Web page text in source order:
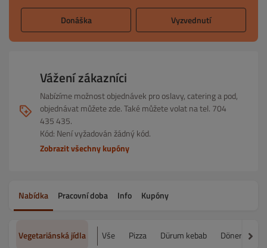
Donáška Vyzvednutí
Vážení zákazníci
Nabízíme možnost objednávek pro oslavy, catering a pod,
objednávat můžete zde. Také můžete volat na tel. 704
435 435.
Kód: Není vyžadován žádný kód.
Zobrazit všechny kupóny
Nabídka Pracovní doba Info Kupóny
Vegetariánská jídla Vše Pizza Dürum kebab Döner kebab